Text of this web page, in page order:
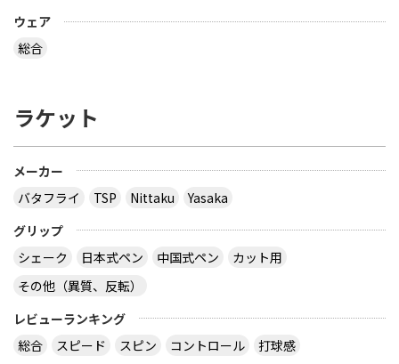
ウェア
総合
ラケット
メーカー
バタフライ
TSP Nittaku
Yasaka
グリップ
シェーク
日本式ペン 中国式ペン
カット用
その他（異質、反転）
レビューランキング
総合
スピード スピン コントロール 打球感